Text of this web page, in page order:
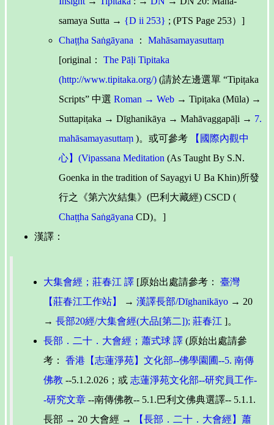
samaya Sutta → {D ii 253} ; (PTS Page 253）]
Chaṭṭha Saṅgāyana ： Mahāsamayasuttaṃ
[original： The Pāḷi Tipitaka
(http://www.tipitaka.org/) (請於左邊選單 “Tipiṭaka
Scripts” 中選 Roman → Web → Tipiṭaka (Mūla) →
Suttapiṭaka → Dīghanikāya → Mahāvaggapāḷi → 7.
mahāsamayasuttaṃ )。或可參考
【國際內觀中
心】(Vipassana Meditation (As Taught By S.N.
Goenka in the tradition of Sayagyi U Ba Khin)所發
行之《第六次結集》(巴利大藏經) CSCD (
Chaṭṭha Saṅgāyana CD)。]
漢譯：
大集會經；莊春江 譯 [原始出處請參考： 臺灣
【莊春江工作站】
→ 漢譯長部/Dīghanikāyo → 20
→ 長部20經/大集會經(大品[第二]); 莊春江 ]。
長部．二十．大會經；蕭式球 譯 (原始出處請參
考： 香港【志蓮淨苑】文化部--佛學園圃--5. 南傳
佛教 --5.1.2.026；或 志蓮淨苑文化部--研究員工作-
-研究文章 --南傳佛教-- 5.1.巴利文佛典選譯-- 5.1.1.
長部 → 20 大會經 →
【長部．二十．大會經】蕭